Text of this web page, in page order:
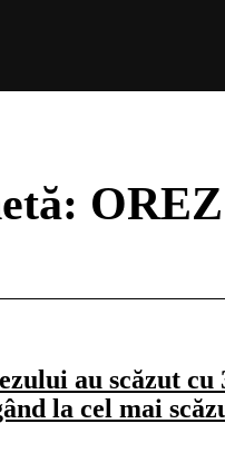
OREZ
au scăzut
la cel mai